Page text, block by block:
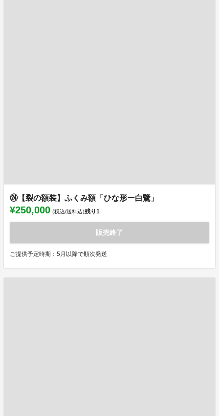
㉔【裂の額装】ふくみ額「ひな形ー白鷺」
¥250,000 (税込/送料込)残り1
販売終了
ご提供予定時期：5月以降で順次発送